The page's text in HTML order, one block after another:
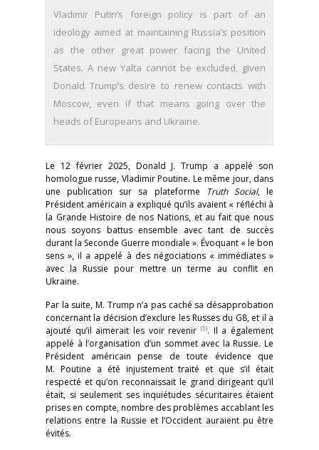
Vladimir Putin’s foreign policy is part of an
ideology aimed at maintaining Russia’s position
as the other great power facing the United
States. A new Yalta cannot be excluded, given
Donald Trump’s desire to renew contacts with
Moscow, even if that means going over the
heads of Europeans and Ukraine.
Le 12 février 2025, Donald J. Trump a appelé son
homologue russe, Vladimir Poutine. Le même jour, dans
une publication sur sa plateforme
Truth Social, le
Président américain a expliqué qu’ils avaient « réfléchi à
la Grande Histoire de nos Nations, et au fait que nous
nous soyons battus ensemble avec tant de succès
durant la Seconde Guerre mondiale ». Évoquant « le bon
sens », il a appelé à des négociations « immédiates »
avec la Russie pour mettre un terme au conflit en
Ukraine.
Par la suite, M. Trump n’a pas caché sa désapprobation
concernant la décision d’exclure les Russes du G8, et il a
ajouté qu’il aimerait les voir revenir (1). Il a également
appelé à l’organisation d’un sommet avec la Russie. Le
Président américain pense de toute évidence que
M. Poutine a été injustement traité et que s’il était
respecté et qu’on reconnaissait le grand dirigeant qu’il
était, si seulement ses inquiétudes sécuritaires étaient
prises en compte, nombre des problèmes accablant les
relations entre la Russie et l’Occident auraient pu être
évités.